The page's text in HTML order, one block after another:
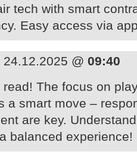
tech with smart
Easy access via
24.12.2025 @ 09:40
read! The focus on
a smart move –
are key.
balanced experience!